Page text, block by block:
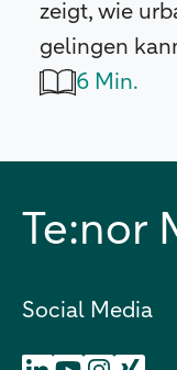
zeigt, wie
gelingen
6 Min.
Te:nor
Social Media